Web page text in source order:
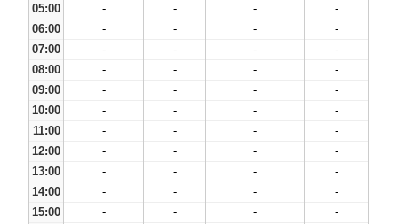
05:00
- - -
-
06:00
- - -
-
07:00
- - -
-
08:00
- - -
-
09:00
- - -
-
10:00
- - -
-
11:00
- - -
-
12:00
- - -
-
13:00
- - -
-
14:00
- - -
-
15:00
- - -
-